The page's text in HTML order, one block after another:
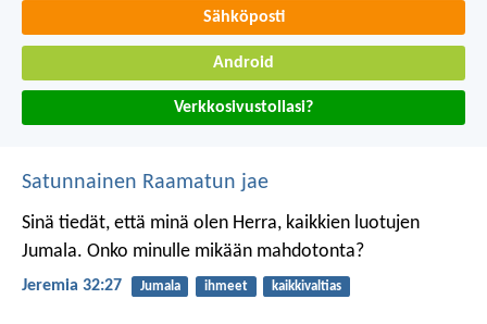
Sähköposti
Android
Verkkosivustollasi?
Satunnainen Raamatun jae
Sinä tiedät, että minä olen Herra, kaikkien luotujen
Jumala. Onko minulle mikään mahdotonta?
Jeremia 32:27 Jumala ihmeet kaikkivaltias